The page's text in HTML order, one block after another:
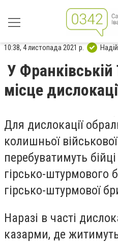
10:38, 4 листопада 2021 р.
У
місце
Для дислокації
колишньої
перебуватимуть
гірсько-штурмового
гірсько-штурмової
Наразі в часті
казарми, де